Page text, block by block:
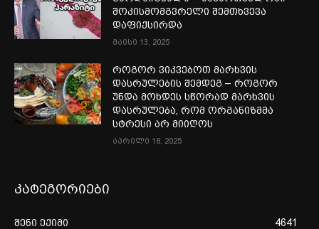
შოკისმომგვრელი შემთხვევა
დაფიქსირდა
მაისი 13, 2025
როგორ ვიკვებოთ მარხვის
დასრულების შემდეგ – როგორ
უნდა მოხდეს სწორად მარხვის
დასრულება, რომ ორგანიზმმა
სტრესი არ მიიღოს
აპრილი 18, 2025
კატეგორიები
შენი ექიმი
4641